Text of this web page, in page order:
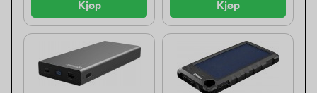
Kjøp Kjøp